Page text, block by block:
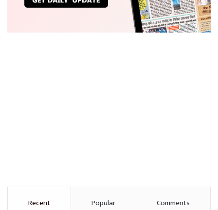
Recent Popular Comments